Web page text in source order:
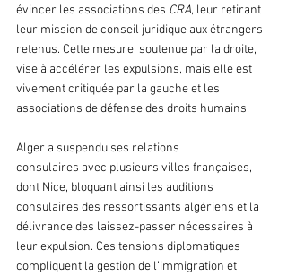
évincer les associations des CRA, leur retirant
leur mission de conseil juridique aux étrangers
retenus. Cette mesure, soutenue par la droite,
vise à accélérer les expulsions, mais elle est
vivement critiquée par la gauche et les
associations de défense des droits humains.
Alger a suspendu ses relations
consulaires avec plusieurs villes françaises,
dont Nice, bloquant ainsi les auditions
consulaires des ressortissants algériens et la
délivrance des laissez-passer nécessaires à
leur expulsion. Ces tensions diplomatiques
compliquent la gestion de l’immigration et